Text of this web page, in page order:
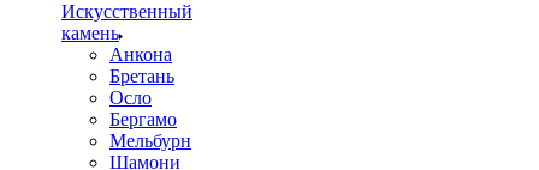
Искусственный
камень
Анкона
Бретань
Осло
Бергамо
Мельбурн
Шамони